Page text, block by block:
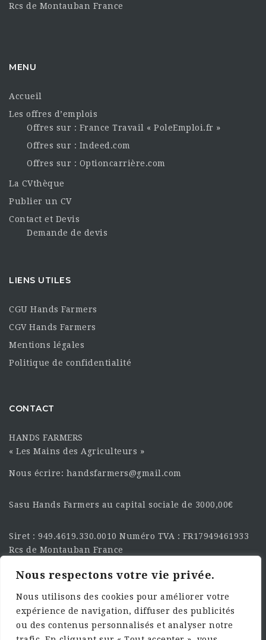
Nous respectons votre vie privée.
Nous utilisons des cookies pour améliorer votre
expérience de navigation, diffuser des publicités
ou des contenus personnalisés et analyser notre
Rcs de Montauban France
MENU
Accueil
Les offres d’emplois
Offres sur : France Travail « PoleEmploi.fr »
Offres sur : Indeed.com
Offres sur : Optioncarrière.com
La CVthèque
Publier un CV
Contact et Devis
Demande de devis
LIENS UTILES
CGU Hands Farmers
CGV Hands Farmers
Mentions légales
Politique de confidentialité
CONTACT
HANDS FARMERS
« Les Mains des Agriculteurs »
Nous écrire: handsfarmers@gmail.com
Sasu Hands Farmers au capital sociale de 3000,00€
Siret : 949.4619.330.0010 Numéro TVA : FR17949461933
Rcs de Montauban France
SUIVEZ-NOUS SUR LES
RÉSEAU :